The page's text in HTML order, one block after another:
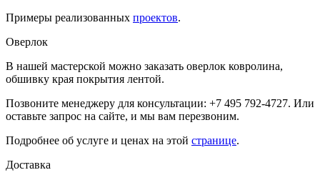
Примеры реализованных проектов.
Оверлок
В нашей мастерской можно заказать оверлок ковролина,
обшивку края покрытия лентой.
Позвоните менеджеру для консультации: +7 495 792-4727. Или
оставьте запрос на сайте, и мы вам перезвоним.
Подробнее об услуге и ценах на этой странице.
Доставка